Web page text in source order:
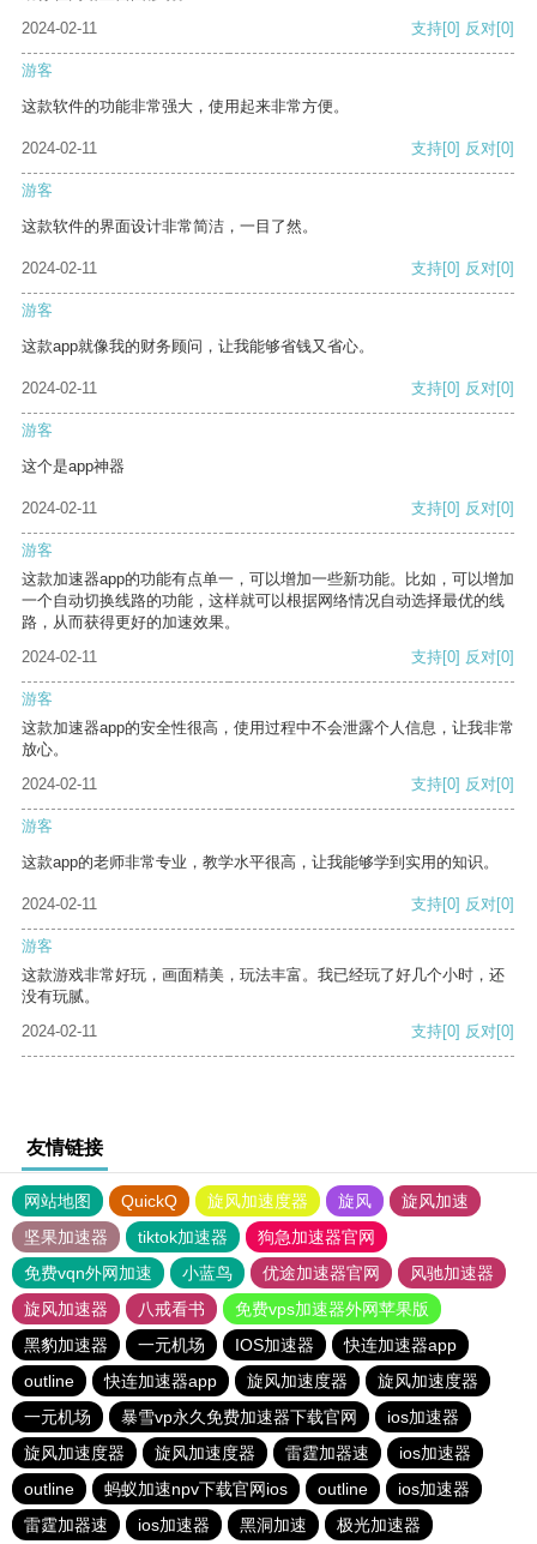
2024-02-11
支持[0] 反对[0]
游客
这款软件的功能非常强大，使用起来非常方便。
2024-02-11 支持[0] 反对[0]
游客
这款软件的界面设计非常简洁，一目了然。
2024-02-11 支持[0] 反对[0]
游客
这款app就像我的财务顾问，让我能够省钱又省心。
2024-02-11 支持[0] 反对[0]
游客
这个是app神器
2024-02-11 支持[0] 反对[0]
游客
这款加速器app的功能有点单一，可以增加一些新功能。比如，可以增加
一个自动切换线路的功能，这样就可以根据网络情况自动选择最优的线
路，从而获得更好的加速效果。
2024-02-11
支持[0] 反对[0]
游客
这款加速器app的安全性很高，使用过程中不会泄露个人信息，让我非常
放心。
2024-02-11
支持[0] 反对[0]
游客
这款app的老师非常专业，教学水平很高，让我能够学到实用的知识。
2024-02-11 支持[0] 反对[0]
游客
这款游戏非常好玩，画面精美，玩法丰富。我已经玩了好几个小时，还
没有玩腻。
2024-02-11
支持[0] 反对[0]
友情链接
网站地图 QuickQ 旋风加速度器 旋风
旋风加速
坚果加速器
tiktok加速器
狗急加速器官网
免费vqn外网加速
小蓝鸟 优途加速器官网
风驰加速器
旋风加速器
八戒看书
免费vps加速器外网苹果版
黑豹加速器
一元机场 IOS加速器
快连加速器app
outline
快连加速器app 旋风加速度器
旋风加速度器
一元机场
暴雪vp永久免费加速器下载官网
ios加速器
旋风加速度器
旋风加速度器 雷霆加器速
ios加速器
outline
蚂蚁加速npv下载官网ios outline
ios加速器
雷霆加器速
ios加速器 黑洞加速 极光加速器